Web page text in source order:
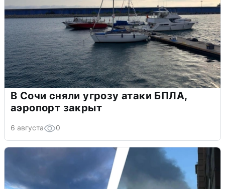
В Сочи сняли угрозу атаки БПЛА,
аэропорт закрыт
6 августа 0